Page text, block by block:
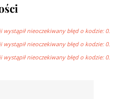
nieoczekiwany błęd o kodzie: 0.
nieoczekiwany błęd o kodzie: 0.
nieoczekiwany błęd o kodzie: 0.